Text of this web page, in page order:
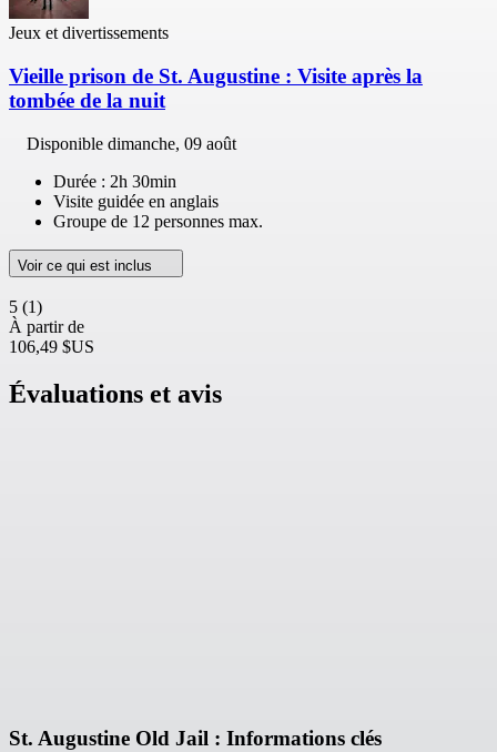
Jeux et divertissements
Vieille prison de St. Augustine : Visite après la
tombée de la nuit
Disponible dimanche, 09 août
Durée : 2h 30min
Visite guidée en anglais
Groupe de 12 personnes max.
Voir ce qui est inclus
5 (1)
À partir de
106,49 $US
Évaluations et avis
St. Augustine Old Jail : Informations clés